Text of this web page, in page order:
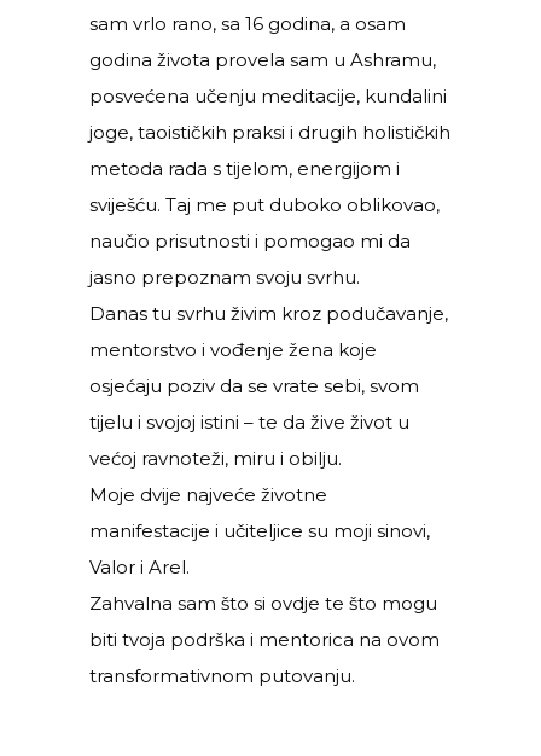
sam vrlo rano, sa 16 godina, a osam
godina života provela sam u Ashramu,
posvećena učenju meditacije, kundalini
joge, taoističkih praksi i drugih holističkih
metoda rada s tijelom, energijom i
sviješću. Taj me put duboko oblikovao,
naučio prisutnosti i pomogao mi da
jasno prepoznam svoju svrhu.
Danas tu svrhu živim kroz podučavanje,
mentorstvo i vođenje žena koje
osjećaju poziv da se vrate sebi, svom
tijelu i svojoj istini – te da žive život u
većoj ravnoteži, miru i obilju.
Moje dvije najveće životne
manifestacije i učiteljice su moji sinovi,
Valor i Arel.
Zahvalna sam što si ovdje te što mogu
biti tvoja podrška i mentorica na ovom
transformativnom putovanju.